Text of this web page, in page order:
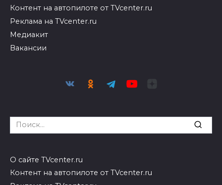
Контент на автопилоте от TVcenter.ru
Реклама на TVcenter.ru
Медиакит
Вакансии
Search
for:
О сайте TVcenter.ru
Контент на автопилоте от TVcenter.ru